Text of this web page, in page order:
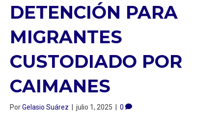
DETENCIÓN PARA
MIGRANTES
CUSTODIADO POR
CAIMANES
PorGelasio Suárez | julio 1, 2025 | 0